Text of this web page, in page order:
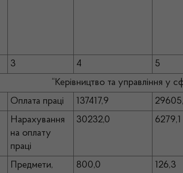
3 4 5
“Керівництво та управління у
Оплата праці 137417,9
Нарахування
на оплату
праці
30232,0 6279,1
Предмети,
800,0 126,3